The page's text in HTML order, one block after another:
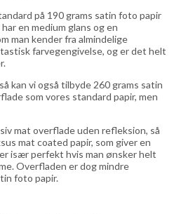
på 190 grams satin foto papir
en medium glans og en
man kender fra almindelige
farvegengivelse, og er det helt
kan vi også tilbyde 260 grams satin
som vores standard papir, men
mat overflade uden refleksion, så
mat coated papir, som giver en
især perfekt hvis man ønsker helt
Overfladen er dog mindre
foto papir.